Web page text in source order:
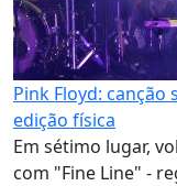
Pink Floyd:
edição física
Em sétimo lugar,
com "Fine Line" -